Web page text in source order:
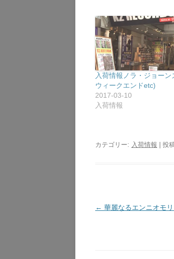
入荷情報ノラ・ジョーン
ウィークエンドetc)
2017-03-10
入荷情報
カテゴリー: 入荷情報 | 投
投
← 華麗なるエンニオモ